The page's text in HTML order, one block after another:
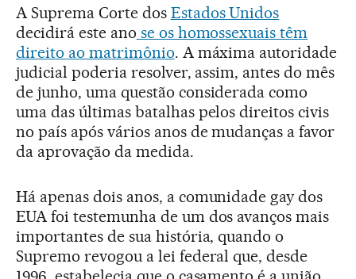
A Suprema Corte dos Estados Unidos
decidirá este ano se os homossexuais têm
direito ao matrimônio. A máxima autoridade
judicial poderia resolver, assim, antes do mês
de junho, uma questão considerada como
uma das últimas batalhas pelos direitos civis
no país após vários anos de mudanças a favor
da aprovação da medida.
Há apenas dois anos, a comunidade gay dos
EUA foi testemunha de um dos avanços mais
importantes de sua história, quando o
Supremo revogou a lei federal que, desde